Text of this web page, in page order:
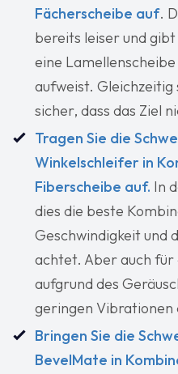
Fächerscheibe auf.
bereits leiser und
eine
aufweist.
sicher, dass das Ziel
Tragen Sie die
Winkelschleifer in
Fiberscheibe auf. In
dies die beste
Geschwindigkeit und
achtet. Aber auch für
aufgrund des
geringen Vibrationen
Bringen Sie die
BevelMate in